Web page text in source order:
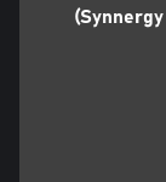
Synnergy